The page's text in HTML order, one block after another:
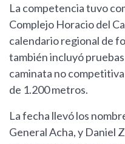
La competencia tuvo
Complejo Horacio del
calendario regional de
también incluyó
caminata no
de 1.200 metros.
La fecha llevó los
General Acha, y Daniel